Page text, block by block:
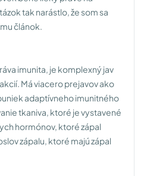
tak narástlo, že som sa
článok.
imunita, je komplexný jav
Má viacero prejavov ako
adaptívneho imunitného
tkaniva, ktoré je vystavené
hormónov, ktoré zápal
zápalu, ktoré majú zápal